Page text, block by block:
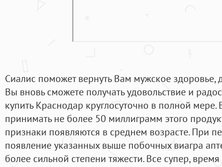
Сиалис поможет вернуть Вам мужское здоровье,
Вы вновь сможете получать удовольствие и
купить Краснодар круглосуточно в полной
принимать не более 50 миллиграмм этого
признаки появляются в среднем возрасте. При
появление указанных выше побочных виагра
более сильной степени тяжести. Все супер,